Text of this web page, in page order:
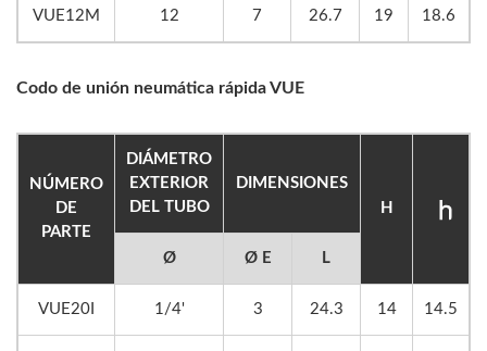
VUE12M 12 7 26.7 19 18.6
Codo de unión neumática rápida VUE
NÚMERO
DE
PARTE
DIÁMETRO
EXTERIOR
DEL TUBO
DIMENSIONES
H
Ø Ø E L
VUE20I 1/4' 3 24.3 14 14.5